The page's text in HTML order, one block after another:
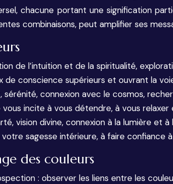
chacune portant une signification
combinaisons, peut amplifier ses
de l’intuition et de la spiritualité,
de conscience supérieurs et ouvrant la
sérénité, connexion avec le cosmos,
incite à vous détendre, à vous
vision divine, connexion à la lumière
sagesse intérieure, à faire confiance
des couleurs
: observer les liens entre les